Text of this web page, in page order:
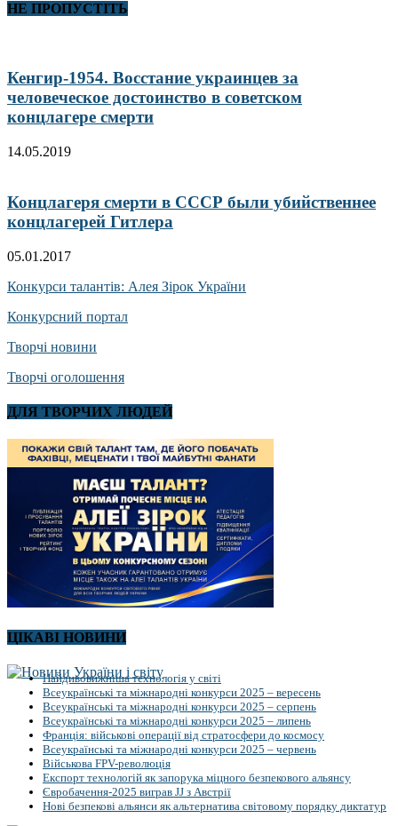
НЕ ПРОПУСТІТЬ
Кенгир-1954. Восстание украинцев за
человеческое достоинство в советском
концлагере смерти
14.05.2019
Концлагеря смерти в СССР были убийственнее
концлагерей Гитлера
05.01.2017
Конкурси талантів: Алея Зірок України
Конкурсний портал
Творчі новини
Творчі оголошення
ДЛЯ ТВОРЧИХ ЛЮДЕЙ
ЦІКАВІ НОВИНИ
Найдивовижніша технологія у світі
Всеукраїнські та міжнародні конкурси 2025 – вересень
Всеукраїнські та міжнародні конкурси 2025 – серпень
Всеукраїнські та міжнародні конкурси 2025 – липень
Франція: військові операції від стратосфери до космосу
Всеукраїнські та міжнародні конкурси 2025 – червень
Військова FPV-революція
Експорт технологій як запорука міцного безпекового альянсу
Євробачення-2025 виграв JJ з Австрії
Нові безпекові альянси як альтернатива світовому порядку диктатур